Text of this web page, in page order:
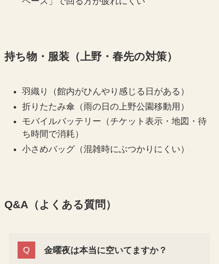
持ち物・服装（上野・春先の対策）
羽織り（館内がひんやり感じる日がある）
折りたたみ傘（雨の日の上野公園移動用）
モバイルバッテリー（チケット表示・地図・待
ち時間で消耗）
小さめバッグ（混雑時にぶつかりにくい）
Q&A（よくある質問）
金曜夜は本当に空いてますか？